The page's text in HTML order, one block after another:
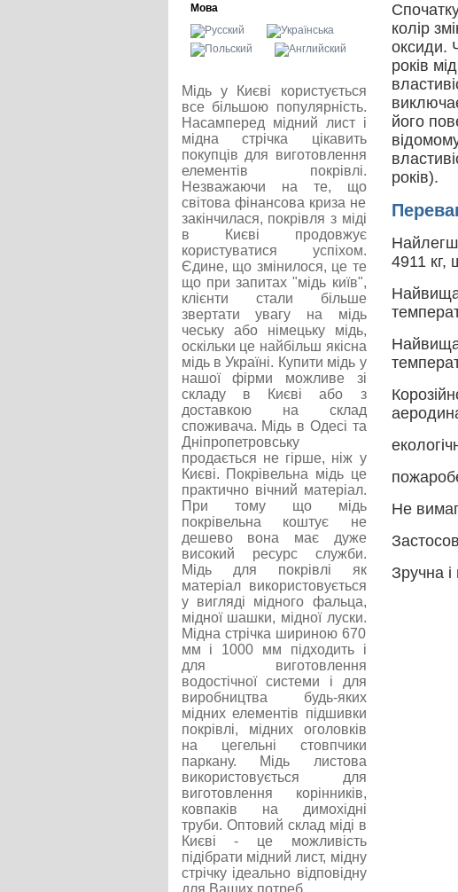
Мова
Мідь у Києві користується
все більшою популярність.
Насамперед мідний лист і
мідна стрічка цікавить
покупців для виготовлення
елементів покрівлі.
Незважаючи на те, що
світова фінансова криза не
закінчилася, покрівля з міді
в Києві продовжує
користуватися успіхом.
Єдине, що змінилося, це те
що при запитах "мідь київ",
клієнти стали більше
звертати увагу на мідь
чеську або німецьку мідь,
оскільки це найбільш якісна
мідь в Україні. Купити мідь у
нашої фірми можливе зі
складу в Києві або з
доставкою на склад
споживача. Мідь в Одесі та
Дніпропетровську
продається не гірше, ніж у
Києві. Покрівельна мідь це
практично вічний матеріал.
При тому що мідь
покрівельна коштує не
дешево вона має дуже
високий ресурс служби.
Мідь для покрівлі як
матеріал використовується
у вигляді мідного фальца,
мідної шашки, мідної луски.
Мідна стрічка шириною 670
мм і 1000 мм підходить і
для виготовлення
водостічної системи і для
виробництва будь-яких
мідних елементів підшивки
покрівлі, мідних оголовків
на цегельні стовпчики
паркану. Мідь листова
використовується для
виготовлення корінників,
ковпаків на димохідні
труби. Оптовий склад міді в
Києві - це можливість
підібрати мідний лист, мідну
стрічку ідеально відповідну
для Ваших потреб.
колір
оксиди.
років
його
років).
4911 кг,
Найвища
Найвища
Не
Зручна